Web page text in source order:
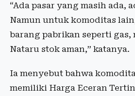
“Ada pasar yang masih ada,
Namun untuk komoditas
barang pabrikan seperti gas,
Nataru stok aman,” katanya.
Ia menyebut bahwa
memiliki Harga Eceran